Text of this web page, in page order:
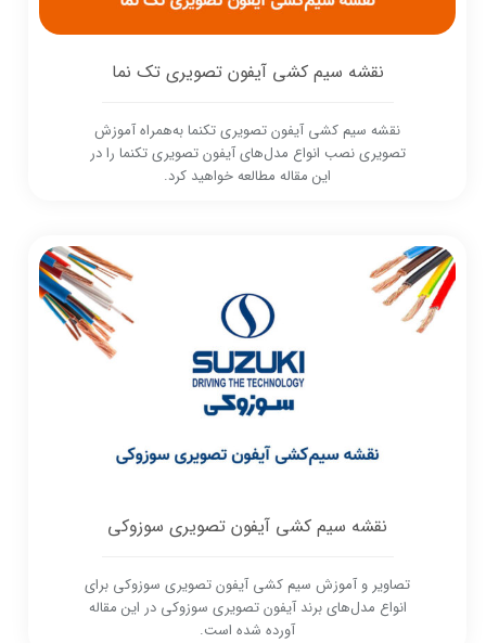
نقشه سیم کشی آیفون تصویری تک نما
نقشه سیم کشی آیفون تصویری تکنما به‌همراه آموزش
تصویری نصب انواع مدل‌های آیفون تصویری تکنما را در
این مقاله مطالعه خواهید کرد.
نقشه سیم کشی آیفون تصویری سوزوکی
تصاویر و آموزش سیم کشی آیفون تصویری سوزوکی برای
انواع مدل‌های برند آیفون تصویری سوزوکی در این مقاله
آورده شده است.